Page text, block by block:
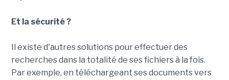
Et la sécurité ?
Il existe d'autres solutions pour effectuer des
recherches dans la totalité de ses fichiers à la fois.
Par exemple, en téléchargeant ses documents vers